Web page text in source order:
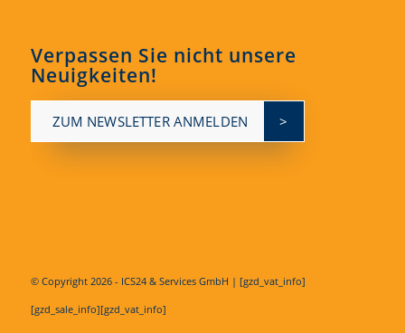
Verpassen Sie nicht unsere
Neuigkeiten!
ZUM NEWSLETTER ANMELDEN
© Copyright 2026 - ICS24 & Services GmbH | [gzd_vat_info]
[gzd_sale_info][gzd_vat_info]